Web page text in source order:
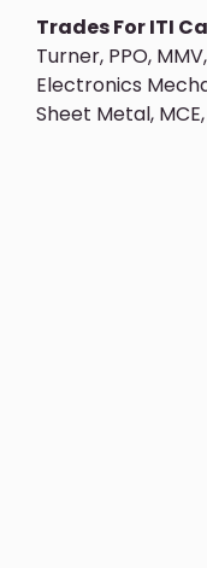
Trades For ITI
Turner, PPO,
Electronics
Sheet Metal,